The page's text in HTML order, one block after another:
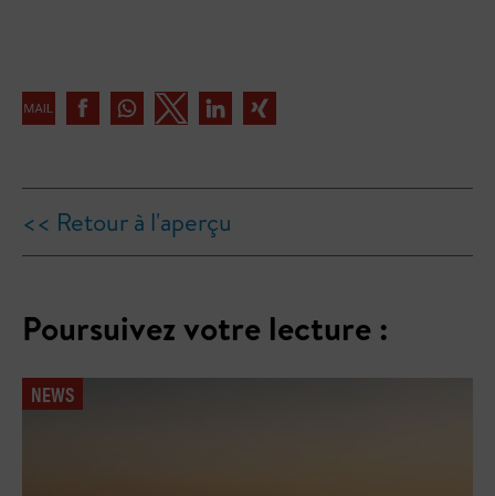
<< Retour à l'aperçu
Poursuivez votre lecture :
NEWS